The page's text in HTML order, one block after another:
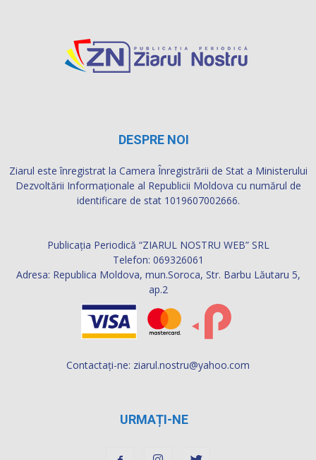
DESPRE NOI
Ziarul este înregistrat la Camera Înregistrării de Stat a Ministerului
Dezvoltării Informaţionale al Republicii Moldova cu numărul de
identificare de stat 1019607002666.
Publicația Periodică “ZIARUL NOSTRU WEB” SRL
Telefon: 069326061
Adresa: Republica Moldova, mun.Soroca, Str. Barbu Lăutaru 5,
ap.2
Contactați-ne: ziarul.nostru@yahoo.com
URMAȚI-NE